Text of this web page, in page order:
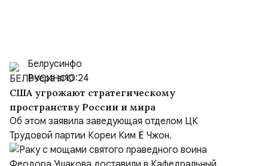
Белрусинфо
Вчера в 10:24
США угрожают стратегическому
пространству России и мира
Об этом заявила заведующая отделом ЦК
Трудовой партии Кореи Ким Ё Чжон.